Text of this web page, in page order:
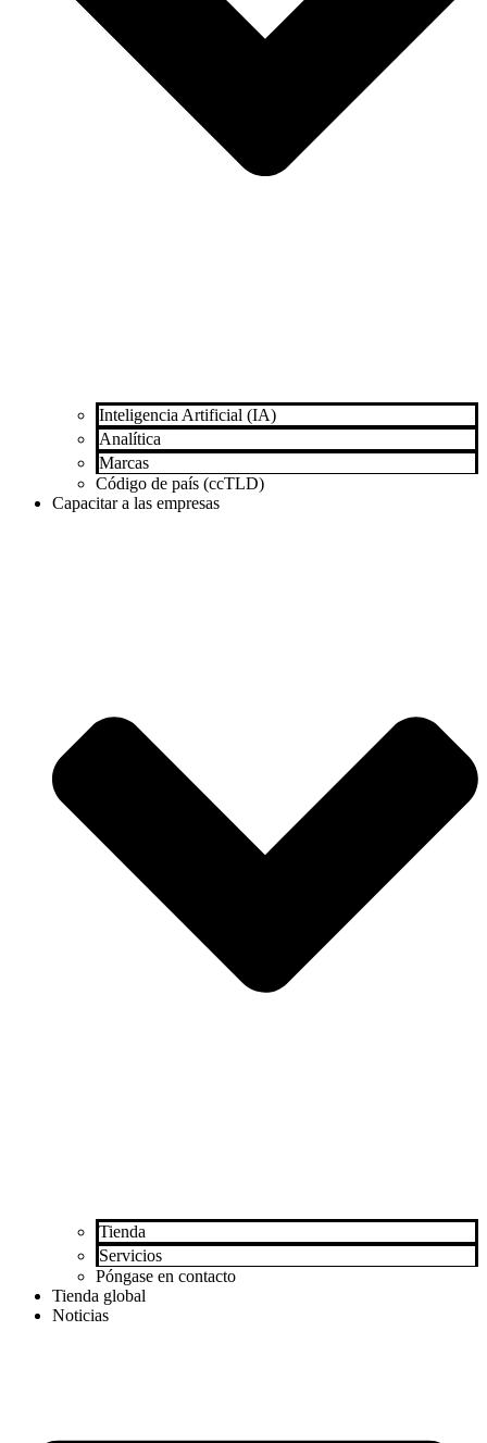
Inteligencia Artificial (IA)
Analítica
Marcas
Código de país (ccTLD)
Capacitar a las empresas
Tienda
Servicios
Póngase en contacto
Tienda global
Noticias